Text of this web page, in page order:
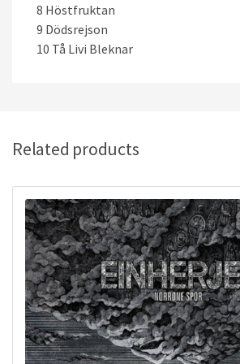
8 Höstfruktan
9 Dödsrejson
10 Tå Livi Bleknar
Related products